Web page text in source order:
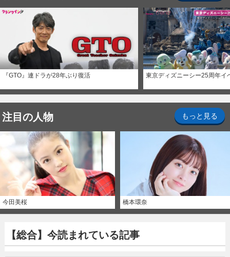
『GTO』連ドラが28年ぶり復活 東京ディズニーシー25周年イ
注目の人物 もっと見る
今田美桜 橋本環奈
【総合】今読まれている記事